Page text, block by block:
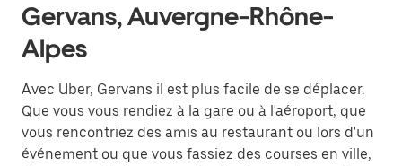
Gervans, Auvergne-Rhône-
Alpes
Avec Uber, Gervans il est plus facile de se déplacer.
Que vous vous rendiez à la gare ou à l'aéroport, que
vous rencontriez des amis au restaurant ou lors d'un
événement ou que vous fassiez des courses en ville,